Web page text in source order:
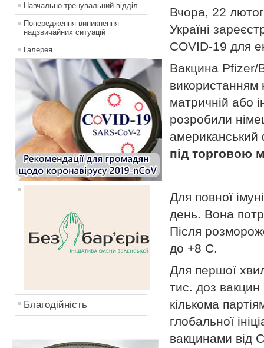
Навчально-тренувальний відділ
Попередження виникнення
надзвичайних ситуацій
Галерея
Благодійність
Вчора, 22
Україні
COVID-19 для
Вакцина Pfizer/
використанням
матричній або
розробили
під торговою
Для повної
день. Вона
Після
до +8 С.
Для першої
тис. доз вакцин
кількома
глобальної
вакцинами від